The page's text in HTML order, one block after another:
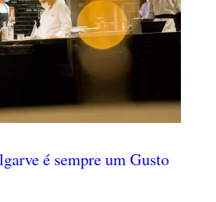
é sempre um Gusto